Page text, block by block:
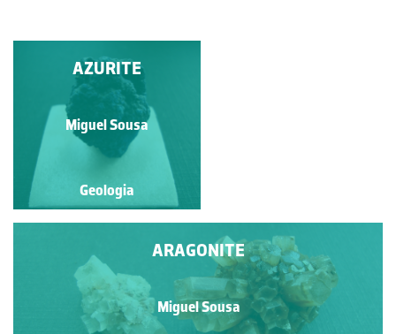
QUARTZO VAR.
AMETISTA
Miguel Sousa
Geologia
ARAGONITE
Miguel Sousa
AZURITE
Miguel Sousa
Geologia